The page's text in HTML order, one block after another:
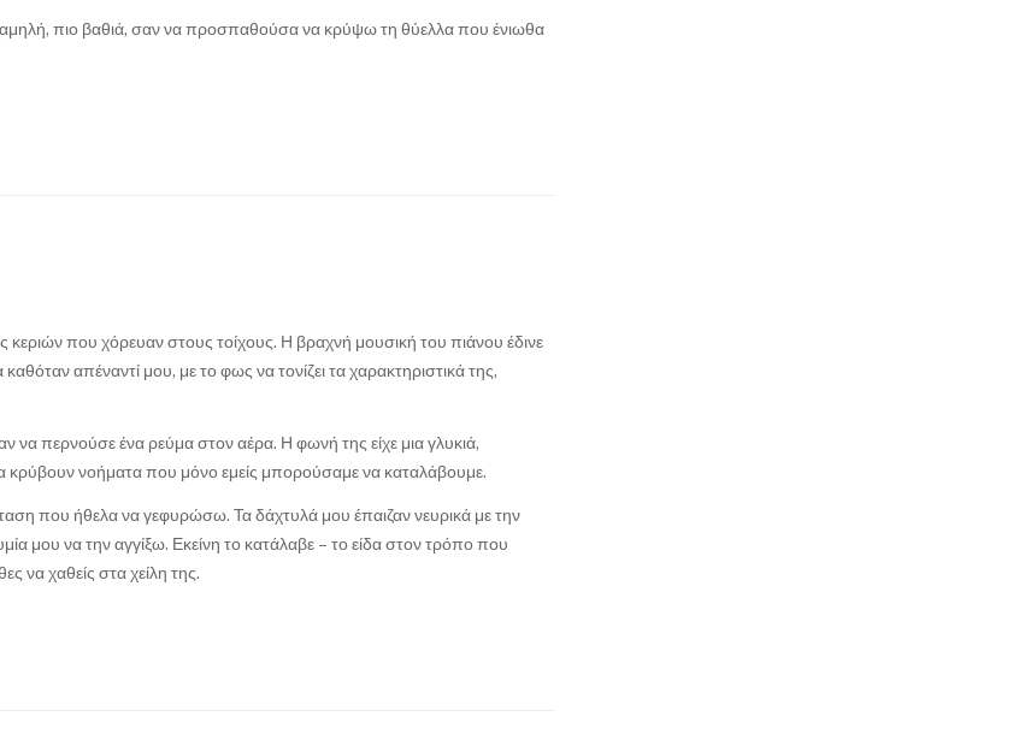
πιο βαθιά, σαν να προσπαθούσα να κρύψω τη θύελλα που ένιωθα
που χόρευαν στους τοίχους. Η βραχνή μουσική του πιάνου έδινε
απέναντί μου, με το φως να τονίζει τα χαρακτηριστικά της,
περνούσε ένα ρεύμα στον αέρα. Η φωνή της είχε μια γλυκιά,
κρύβουν νοήματα που μόνο εμείς μπορούσαμε να καταλάβουμε.
που ήθελα να γεφυρώσω. Τα δάχτυλά μου έπαιζαν νευρικά με την
μου να την αγγίξω. Εκείνη το κατάλαβε – το είδα στον τρόπο που
να χαθείς στα χείλη της.